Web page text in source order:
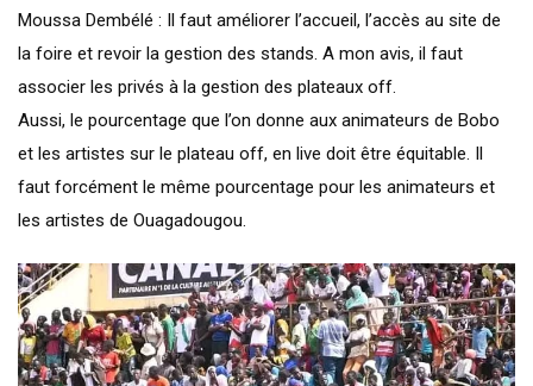
Moussa Dembélé : Il faut améliorer l’accueil, l’accès au site de
la foire et revoir la gestion des stands. A mon avis, il faut
associer les privés à la gestion des plateaux off.
Aussi, le pourcentage que l’on donne aux animateurs de Bobo
et les artistes sur le plateau off, en live doit être équitable. Il
faut forcément le même pourcentage pour les animateurs et
les artistes de Ouagadougou.